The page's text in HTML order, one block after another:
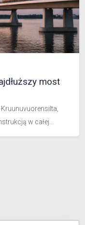
most
w całej...